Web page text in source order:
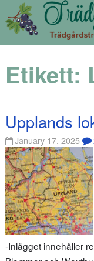
Etikett:
Upplands
January 17, 2025
-Inlägget innehåller